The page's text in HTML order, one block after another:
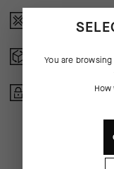
CRASH POLICY
RETOURS
ACHAT
You are browsing